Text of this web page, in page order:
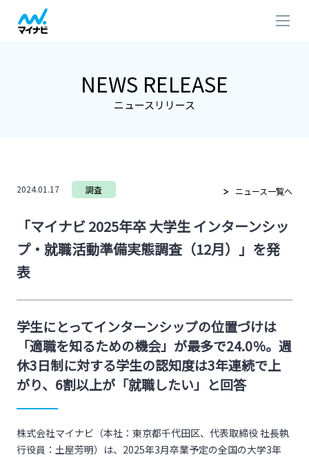
NEWS RELEASE
ニュースリリース
2024.01.17 調査 ニュース一覧へ
「マイナビ 2025年卒 大学生 インターンシッ
プ・就職活動準備実態調査（12月）」を発
表
学生にとってインターンシップの位置づけは
「適職を知るための機会」が最多で24.0％。週
休3日制に対する学生の認知度は3年連続で上
がり、6割以上が「就職したい」と回答
株式会社マイナビ（本社：東京都千代田区、代表取締役 社長執
行役員：土屋芳明）は、2025年3月卒業予定の全国の大学3年